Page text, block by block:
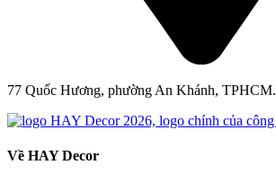
77 Quốc Hương, phường An Khánh, TPHCM.
Về HAY Decor